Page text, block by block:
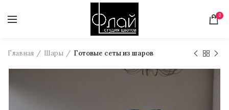
0
Главная Шары Готовые сеты из шаров